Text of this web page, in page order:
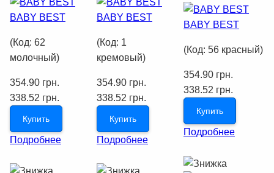
BABY BEST
(Код: 62
молочный)
354.90 грн.
338.52 грн.
Купить
Подробнее
BABY BEST
(Код: 1
кремовый)
354.90 грн.
338.52 грн.
Купить
Подробнее
BABY BEST
(Код: 56 красный)
354.90 грн.
338.52 грн.
Купить
Подробнее